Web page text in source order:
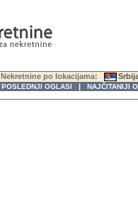
Nekretnine po lokacijama:
POSLEDNJI OGLASI | NAJČITANIJI